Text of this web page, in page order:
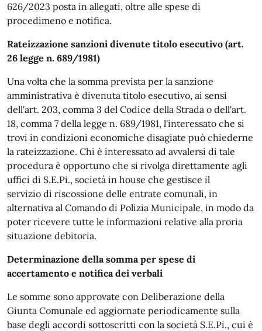
626/2023 posta in allegati, oltre alle spese di
procedimeno e notifica.
Rateizzazione sanzioni divenute titolo esecutivo (art.
26 legge n. 689/1981)
Una volta che la somma prevista per la sanzione
amministrativa è divenuta titolo esecutivo, ai sensi
dell'art. 203, comma 3 del Codice della Strada o dell'art.
18, comma 7 della legge n. 689/1981, l'interessato che si
trovi in condizioni economiche disagiate può chiederne
la rateizzazione. Chi è interessato ad avvalersi di tale
procedura è opportuno che si rivolga direttamente agli
uffici di S.E.Pi., società in house che gestisce il
servizio di riscossione delle entrate comunali, in
alternativa al Comando di Polizia Municipale, in modo da
poter ricevere tutte le informazioni relative alla proria
situazione debitoria.
Determinazione della somma per spese di
accertamento e notifica dei verbali
Le somme sono approvate con Deliberazione della
Giunta Comunale ed aggiornate periodicamente sulla
base degli accordi sottoscritti con la società S.E.Pi., cui è